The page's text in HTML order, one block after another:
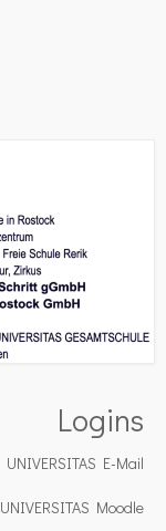
Logins
UNIVERSITAS E-Mail
UNIVERSITAS Moodle